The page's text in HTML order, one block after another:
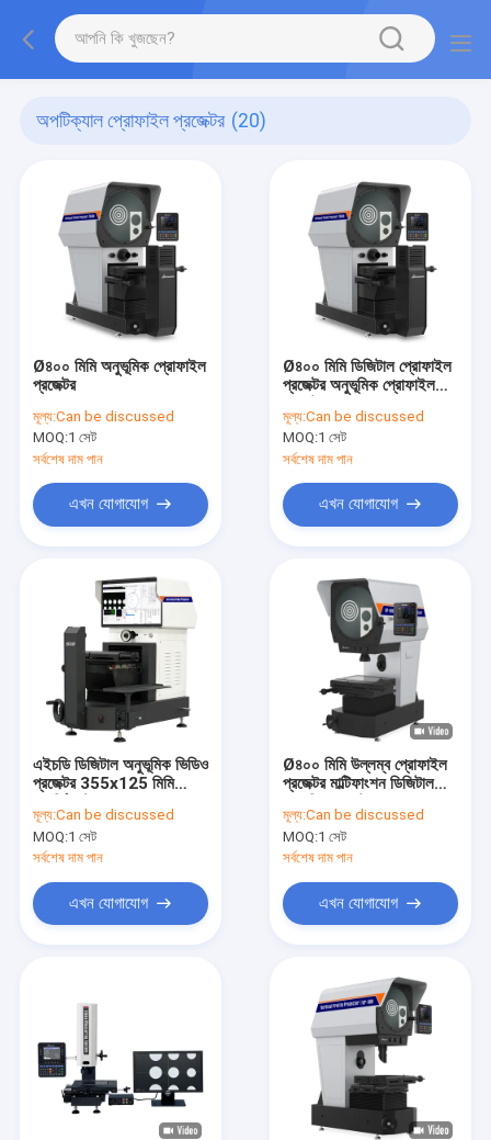
অপটিক্যাল প্রোফাইল প্রজেক্টর (20)
Ø৪০০ মিমি অনুভূমিক প্রোফাইল
প্রজেক্টর
মূল্য:Can be discussed
MOQ:1 সেট
সর্বশেষ দাম পান
এখন যোগাযোগ
Ø৪০০ মিমি ডিজিটাল প্রোফাইল
প্রজেক্টর অনুভূমিক প্রোফাইল
মূল্য:Can be discussed
MOQ:1 সেট
সর্বশেষ দাম পান
এখন যোগাযোগ
এইচডি ডিজিটাল অনুভূমিক ভিডিও
প্রজেক্টর 355x125 মিমি
3015
মূল্য:Can be discussed
MOQ:1 সেট
সর্বশেষ দাম পান
এখন যোগাযোগ
Ø৪০০ মিমি উল্লম্ব প্রোফাইল
প্রজেক্টর মাল্টিফাংশন ডিজিটাল
মূল্য:Can be discussed
MOQ:1 সেট
সর্বশেষ দাম পান
এখন যোগাযোগ